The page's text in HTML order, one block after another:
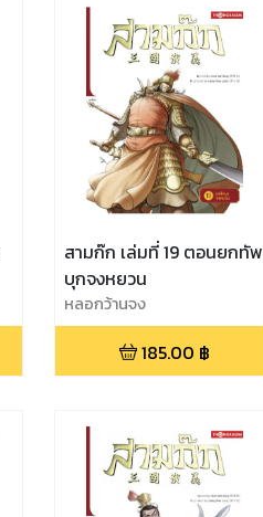
สามก๊ก เล่มที่ 19 ตอนยกทัพ
บุกจงหยวน
หลอกว้านจง
185.00 ฿